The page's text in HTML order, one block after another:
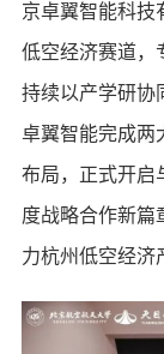
京卓翼智能科技
低空经济赛道，
持续以产学研协
卓翼智能完成两
布局，正式开启
度战略合作新篇
力杭州低空经济